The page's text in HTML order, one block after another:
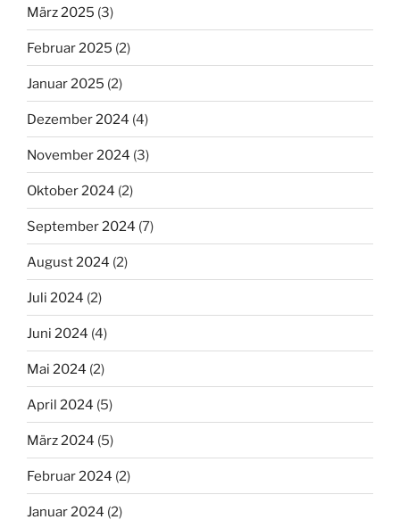
März 2025 (3)
Februar 2025 (2)
Januar 2025 (2)
Dezember 2024 (4)
November 2024 (3)
Oktober 2024 (2)
September 2024 (7)
August 2024 (2)
Juli 2024 (2)
Juni 2024 (4)
Mai 2024 (2)
April 2024 (5)
März 2024 (5)
Februar 2024 (2)
Januar 2024 (2)